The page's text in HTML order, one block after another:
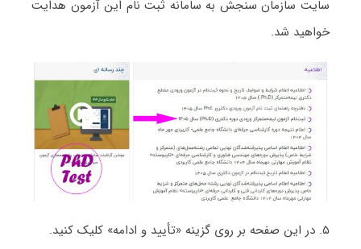
سایت سازمان سنجش به سامانه ثبت نام این آزمون هدایت
خواهید شد.
۵. در این صفحه بر روی گزینه «تأیید و ادامه» کلیک کنید.